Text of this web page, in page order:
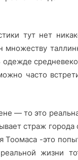
тут нет
множеству
одежде
часто
— то это
страж города
Тоомаса -это
жизни